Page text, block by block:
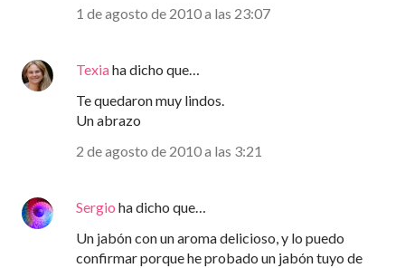
1 de agosto de 2010 a las 23:07
Texiaha dicho que…
Te quedaron muy lindos.
Un abrazo
2 de agosto de 2010 a las 3:21
Sergio ha dicho que…
Un jabón con un aroma delicioso, y lo puedo
confirmar porque he probado un jabón tuyo de